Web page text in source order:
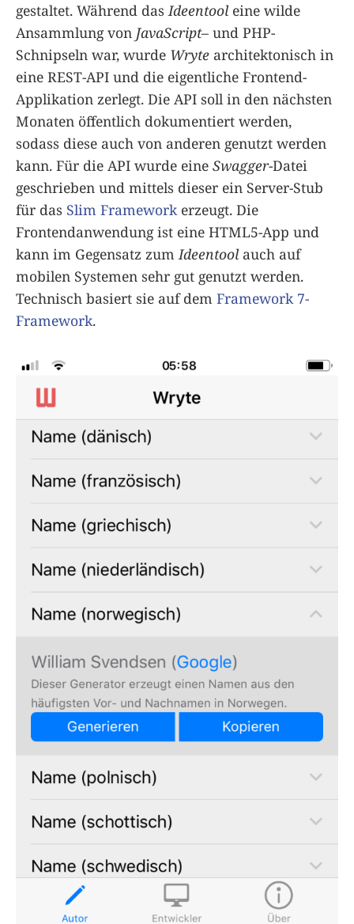
gestaltet. Während dasIdeentool eine wilde
Ansammlung von JavaScript– und PHP-
Schnipseln war, wurde Wryte architektonisch in
eine REST-API und die eigentliche Frontend-
Applikation zerlegt. Die API soll in den nächsten
Monaten öffentlich dokumentiert werden,
sodass diese auch von anderen genutzt werden
kann. Für die API wurde eine Swagger-Datei
geschrieben und mittels dieser ein Server-Stub
für das Slim Frameworkerzeugt. Die
Frontendanwendung ist eine HTML5-App und
kann im Gegensatz zumIdeentool auch auf
mobilen Systemen sehr gut genutzt werden.
Technisch basiert sie auf dem Framework 7-
Framework.